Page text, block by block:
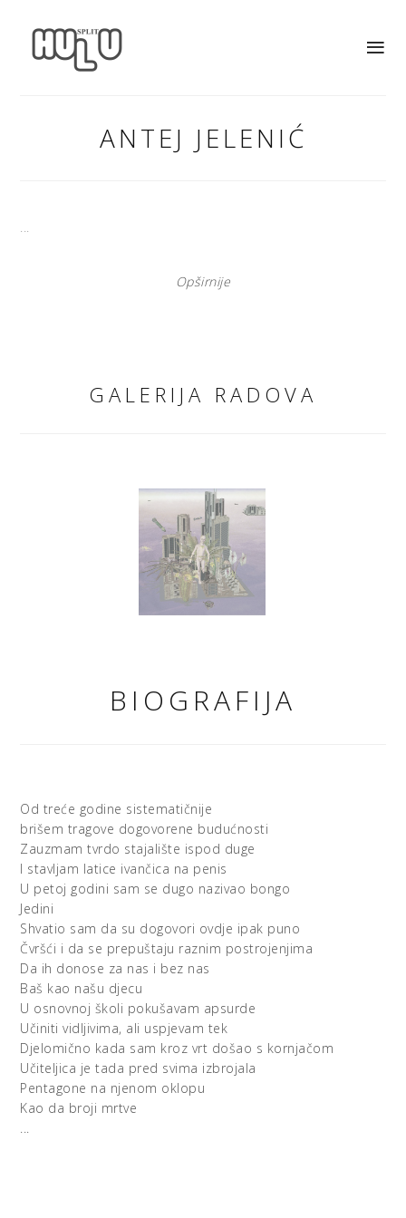
ANTEJ JELENIĆ
...
Opširnije
GALERIJA RADOVA
BIOGRAFIJA
Od treće godine sistematičnije
brišem tragove dogovorene budućnosti
Zauzmam tvrdo stajalište ispod duge
I stavljam latice ivančica na penis
U petoj godini sam se dugo nazivao bongo
Jedini
Shvatio sam da su dogovori ovdje ipak puno
Čvršći i da se prepuštaju raznim postrojenjima
Da ih donose za nas i bez nas
Baš kao našu djecu
U osnovnoj školi pokušavam apsurde
Učiniti vidljivima, ali uspjevam tek
Djelomično kada sam kroz vrt došao s kornjačom
Učiteljica je tada pred svima izbrojala
Pentagone na njenom oklopu
Kao da broji mrtve
...